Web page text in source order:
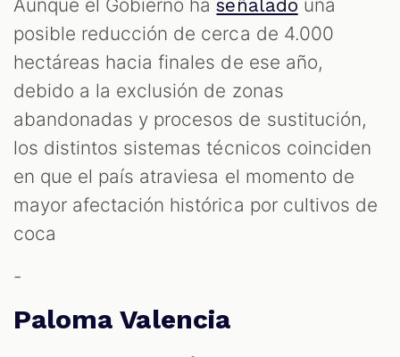
Aunque el Gobierno haseñalado una
posible reducción de cerca de 4.000
hectáreas hacia finales de ese año,
debido a la exclusión de zonas
abandonadas y procesos de sustitución,
los distintos sistemas técnicos coinciden
en que el país atraviesa el momento de
mayor afectación histórica por cultivos de
coca
-
Paloma Valencia